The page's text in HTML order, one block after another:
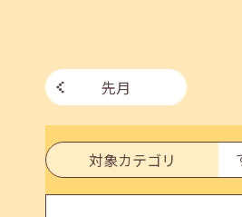
7月のセミナー情報を公開
2026年06月03日(水)
先月
対象カテゴリ